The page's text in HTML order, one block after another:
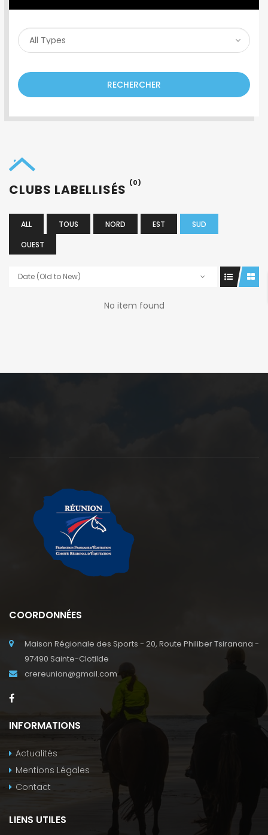
RECHERCHER
CLUBS LABELLISÉS (0)
ALL TOUS NORD EST
SUD
OUEST
Date (Old to New)
No item found
COORDONNÉES
Maison Régionale des Sports - 20, Route Philiber Tsiranana -
97490 Sainte-Clotilde
crereunion@gmail.com
INFORMATIONS
Actualités
Mentions Légales
Contact
LIENS UTILES